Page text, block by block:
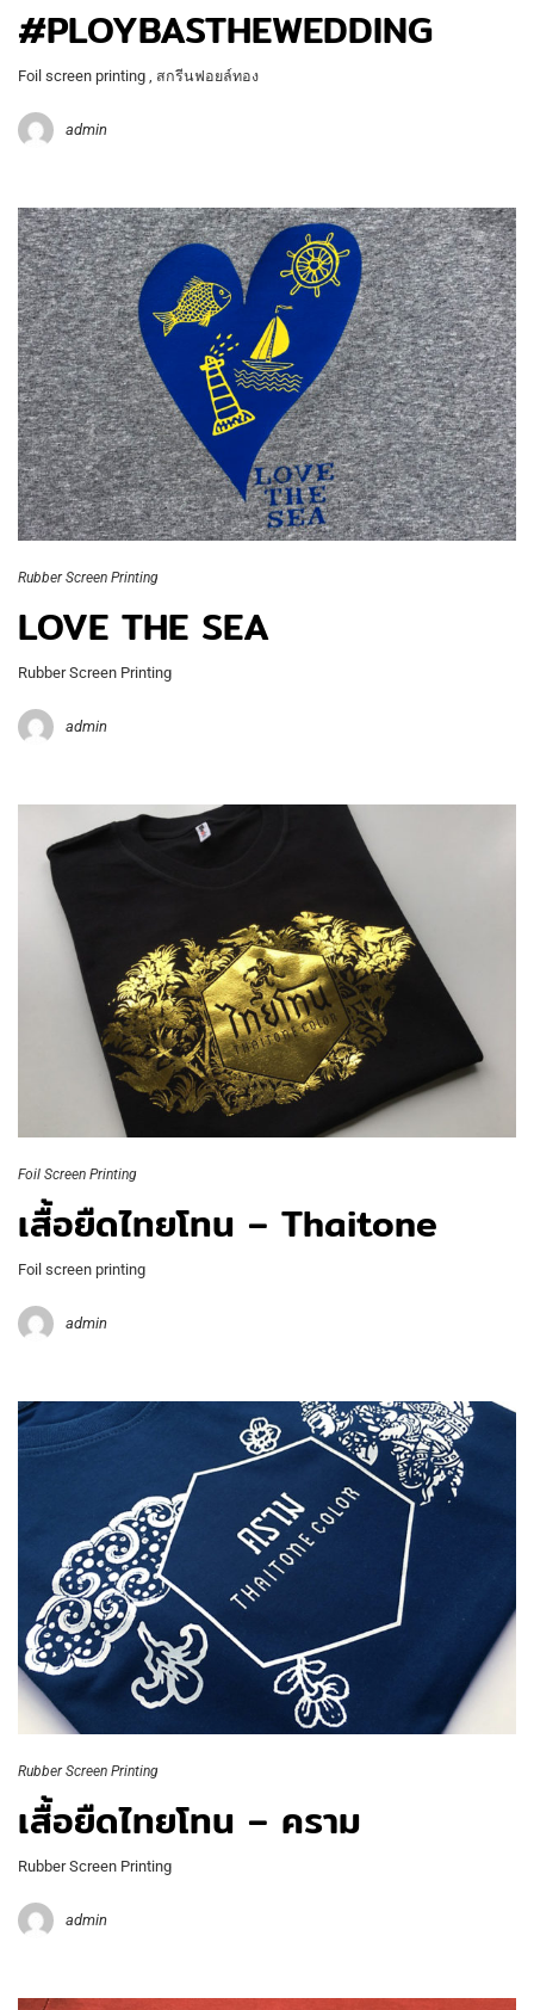
#PLOYBASTHEWEDDING
Foil screen printing , สกรีนฟอยล์ทอง
admin
Rubber Screen Printing
LOVE THE SEA
Rubber Screen Printing
admin
Foil Screen Printing
เสื้อยืดไทยโทน – Thaitone
Foil screen printing
admin
Rubber Screen Printing
เสื้อยืดไทยโทน – คราม
Rubber Screen Printing
admin